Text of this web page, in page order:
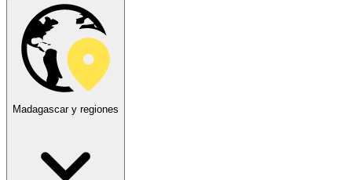
Madagascar y regiones